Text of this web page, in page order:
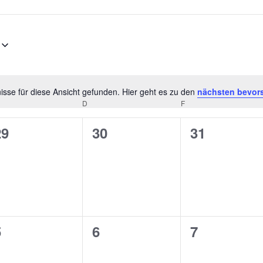
Hinweis
für diese Ansicht gefunden. Hier geht es zu den nächsten
D F
0
30
0
31
0
6
0
7